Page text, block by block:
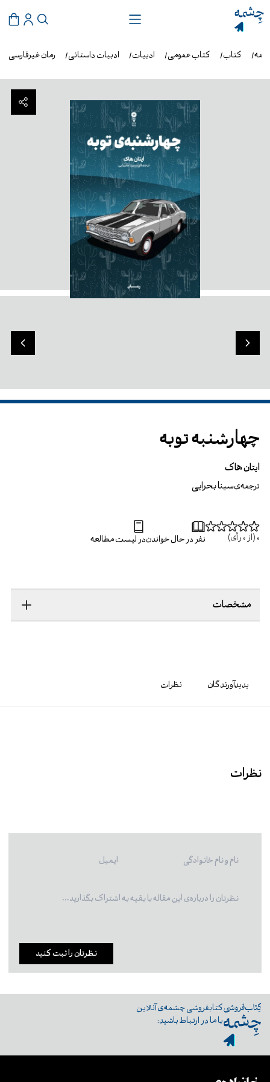
رمان غیرفارسی ادبیات داستانی ادبیات کتاب عمومی کتاب
چهارشنبه توبه
ایتان هاک
ترجمه‌یسینا بحرایی
0 (از 0 رأی) نفر در حال خواندندر لیست مطالعه
مشخصات
پدیدآورندگان نظرات
نظرات
نظرتان را ثبت کنید
کتابفروشی چشمه‌ی آنلاین
با ما در ارتباط باشید: